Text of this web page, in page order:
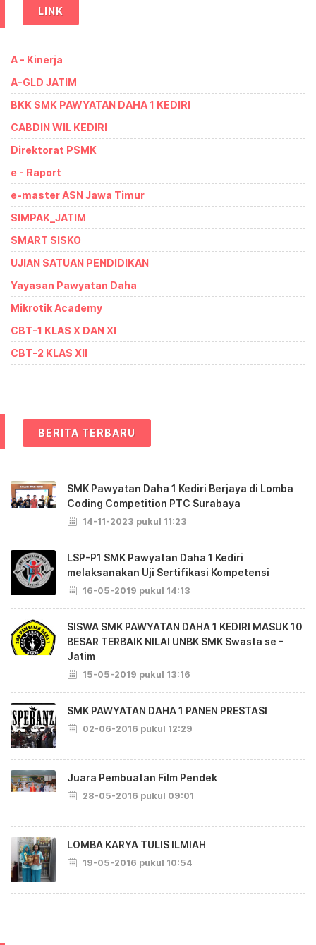
LINK
A - Kinerja
A-GLD JATIM
BKK SMK PAWYATAN DAHA 1 KEDIRI
CABDIN WIL KEDIRI
Direktorat PSMK
e - Raport
e-master ASN Jawa Timur
SIMPAK_JATIM
SMART SISKO
UJIAN SATUAN PENDIDIKAN
Yayasan Pawyatan Daha
Mikrotik Academy
CBT-1 KLAS X DAN XI
CBT-2 KLAS XII
BERITA TERBARU
SMK Pawyatan Daha 1 Kediri Berjaya di Lomba
Coding Competition PTC Surabaya
14-11-2023 pukul 11:23
LSP-P1 SMK Pawyatan Daha 1 Kediri
melaksanakan Uji Sertifikasi Kompetensi
16-05-2019 pukul 14:13
SISWA SMK PAWYATAN DAHA 1 KEDIRI MASUK 10
BESAR TERBAIK NILAI UNBK SMK Swasta se -
Jatim
15-05-2019 pukul 13:16
SMK PAWYATAN DAHA 1 PANEN PRESTASI
02-06-2016 pukul 12:29
Juara Pembuatan Film Pendek
28-05-2016 pukul 09:01
LOMBA KARYA TULIS ILMIAH
19-05-2016 pukul 10:54